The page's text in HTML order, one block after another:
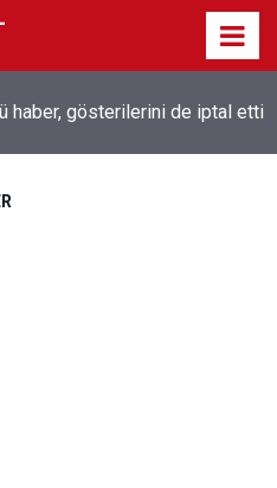
haber, gösterilerini de iptal etti
yıldız Mohamed Salah
Yarın geliyor